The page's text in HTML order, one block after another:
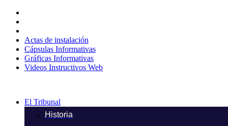
contenido
Actas de instalación
Cápsulas Informativas
Gráficas Informativas
Videos Instructivos Web
El Tribunal
Historia